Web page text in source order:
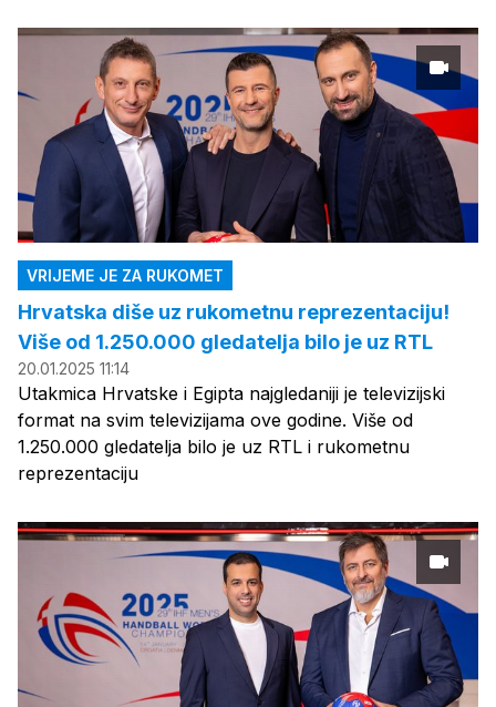
VRIJEME JE ZA RUKOMET
Hrvatska diše uz rukometnu reprezentaciju!
Više od 1.250.000 gledatelja bilo je uz RTL
20.01.2025 11:14
Utakmica Hrvatske i Egipta najgledaniji je televizijski
format na svim televizijama ove godine. Više od
1.250.000 gledatelja bilo je uz RTL i rukometnu
reprezentaciju